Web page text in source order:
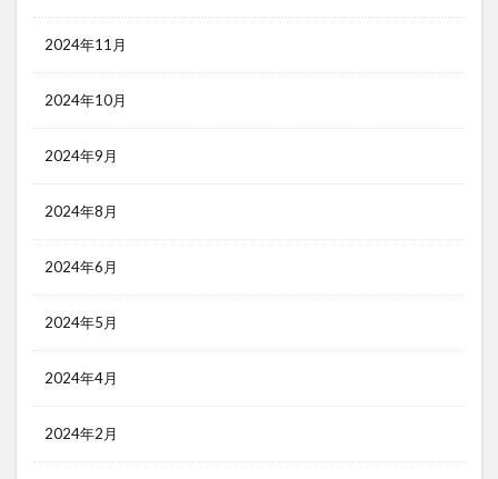
2024年11月
2024年10月
2024年9月
2024年8月
2024年6月
2024年5月
2024年4月
2024年2月